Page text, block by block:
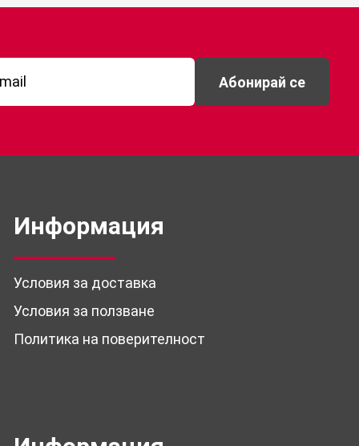
Абонирай се
Информация
Условия за доставка
Условия за ползване
Политика на поверителност